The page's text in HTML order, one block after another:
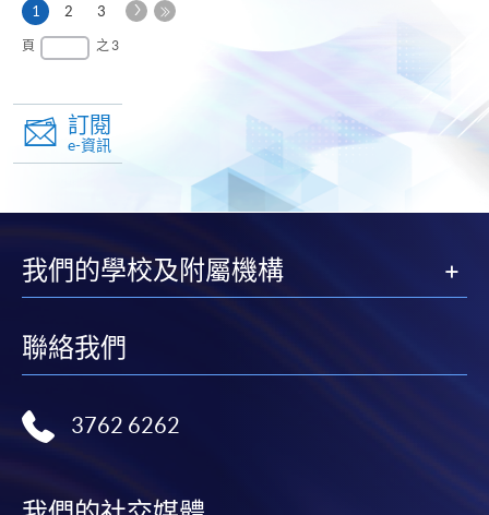
1 本
頁
2 3
下
頁 之 3
訂閱
e-資訊
我們的學校及附屬機構
聯絡我們
3762 6262